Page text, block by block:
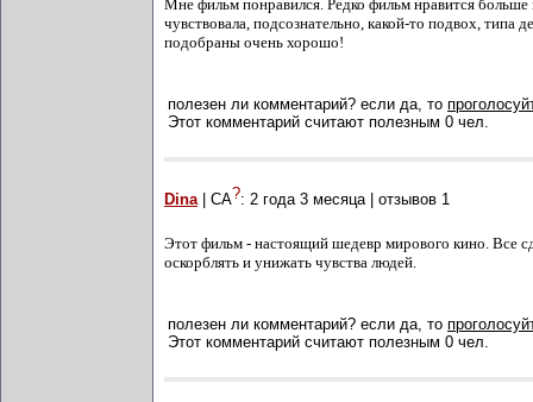
Мне фильм понравился. Редко фильм нравится
чувствовала, подсознательно, какой-то подвох,
подобраны очень хорошо!
полезен ли комментарий? если да, то
Этот комментарий считают полезным 0 чел.
Dina| СА?: 2 года 3 месяца| отзывов 1
Этот фильм - настоящий шедевр мирового кино. Все
оскорблять и унижать чувства людей.
полезен ли комментарий? если да, то
Этот комментарий считают полезным 0 чел.